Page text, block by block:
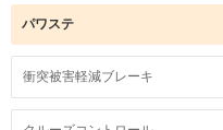
パワステ
衝突被害軽減ブレーキ